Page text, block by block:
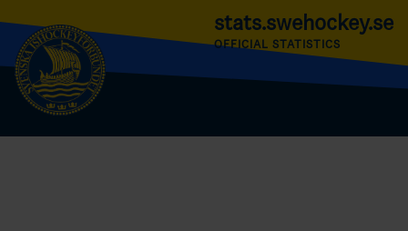
stats.swehockey.se
OFFICIAL STATISTICS